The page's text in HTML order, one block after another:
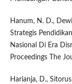
Hanum, N. D.,
Strategis
Nasional Di Era
Proceedings The
Harianja, D.,